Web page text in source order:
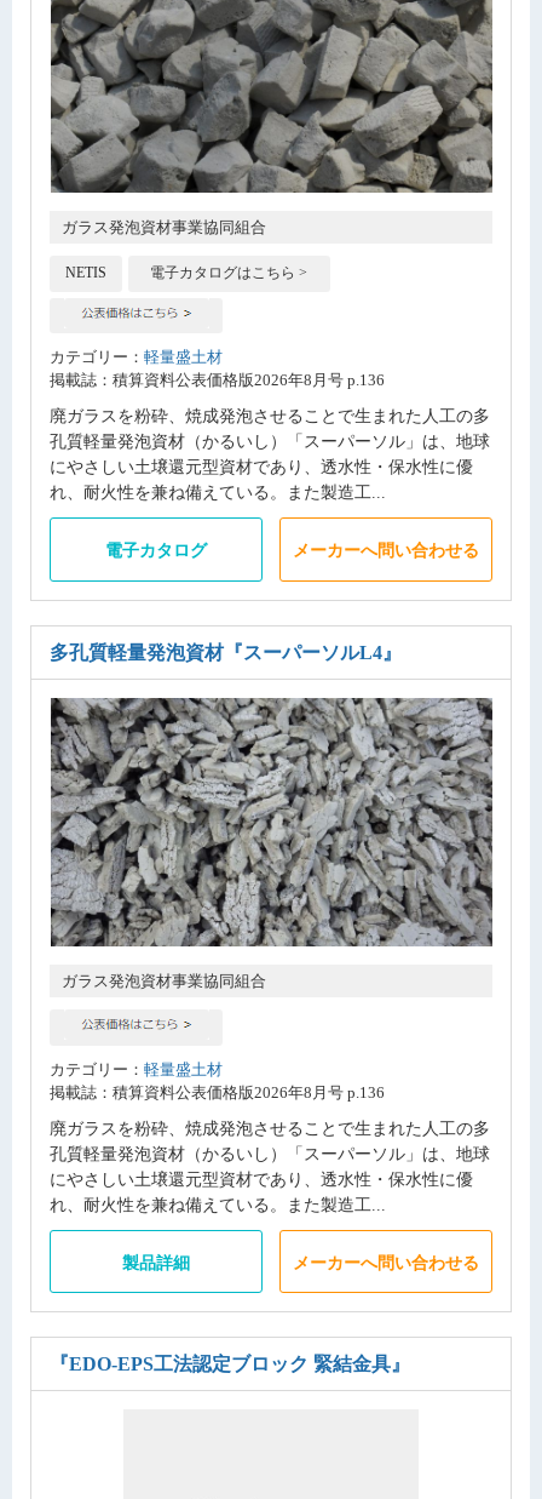
ガラス発泡資材事業協同組合
NETIS 電子カタログはこちら >
カテゴリー： 軽量盛土材
掲載誌：積算資料公表価格版2026年8月号 p.136
廃ガラスを粉砕、焼成発泡させることで生まれた人工の多
孔質軽量発泡資材（かるいし）「スーパーソル」は、地球
にやさしい土壌還元型資材であり、透水性・保水性に優
れ、耐火性を兼ね備えている。また製造工...
電子カタログ メーカーへ問い合わせる
多孔質軽量発泡資材『スーパーソルL4』
ガラス発泡資材事業協同組合
カテゴリー： 軽量盛土材
掲載誌：積算資料公表価格版2026年8月号 p.136
廃ガラスを粉砕、焼成発泡させることで生まれた人工の多
孔質軽量発泡資材（かるいし）「スーパーソル」は、地球
にやさしい土壌還元型資材であり、透水性・保水性に優
れ、耐火性を兼ね備えている。また製造工...
製品詳細 メーカーへ問い合わせる
『EDO-EPS工法認定ブロック 緊結金具』